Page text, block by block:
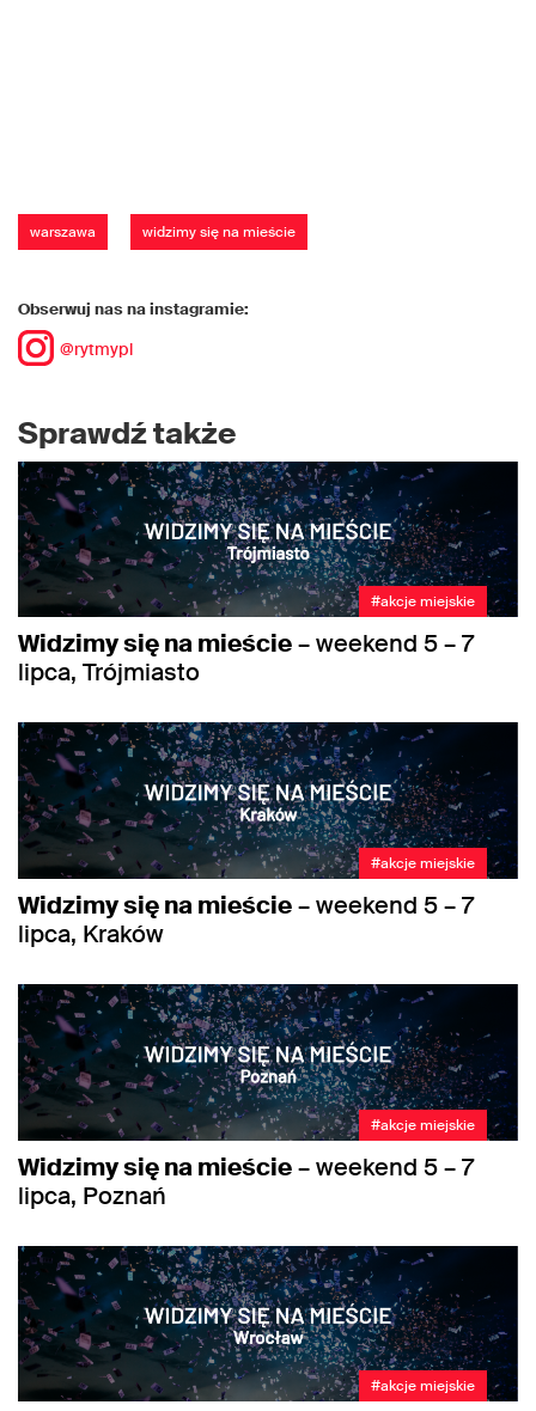
warszawa widzimy się na mieście
Obserwuj nas na instagramie:
@rytmypl
Sprawdź także
#akcje miejskie
Widzimy się na mieście– weekend 5 – 7
lipca, Trójmiasto
#akcje miejskie
Widzimy się na mieście– weekend 5 – 7
lipca, Kraków
#akcje miejskie
Widzimy się na mieście– weekend 5 – 7
lipca, Poznań
#akcje miejskie